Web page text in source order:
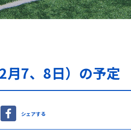
7、8日）の予定
シェアする